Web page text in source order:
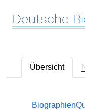
Deutsche
Übersicht
Biographien